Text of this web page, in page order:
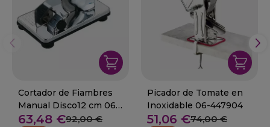
Cortador de Fiambres
Manual Disco12 cm 06-
447906
63,48 €92,00 €
Picador de Tomate en
Inoxidable 06-447904
51,06 €74,00 €